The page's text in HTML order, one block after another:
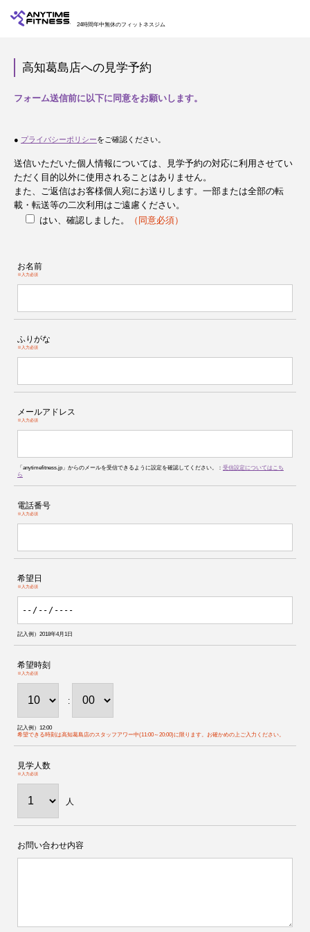
24時間年中無休のフィットネスジム
高知葛島店への見学予約
フォーム送信前に以下に同意をお願いします。
● プライバシーポリシーをご確認ください。
送信いただいた個人情報については、見学予約の対応に利用させてい
ただく目的以外に使用されることはありません。
また、ご返信はお客様個人宛にお送りします。一部または全部の転
載・転送等の二次利用はご遠慮ください。
はい、確認しました。
（同意必須）
お名前
※入力必須
ふりがな
※入力必須
メールアドレス
※入力必須
「anytimefitness.jp」からのメールを受信できるように設定を確認してください。： 受信設定についてはこち
ら
電話番号
※入力必須
希望日
※入力必須
記入例）2018年4月1日
希望時刻
※入力必須
:
記入例）12:00
希望できる時刻は高知葛島店のスタッフアワー中(11:00～20:00)に限ります。お確かめの上ご入力ください。
見学人数
※入力必須
人
お問い合わせ内容